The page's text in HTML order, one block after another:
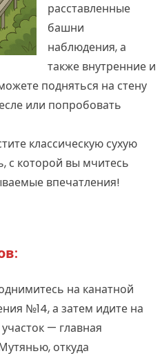
расставленные
башни
наблюдения, а
также внутренние и
подняться на стену
или попробовать
классическую сухую
с которой вы мчитесь
впечатления!
на канатной
№14, а затем идите на
— главная
откуда